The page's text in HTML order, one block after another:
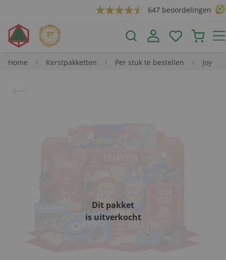
647 beoordelingen
Home Kerstpakketten Per stuk te bestellen Joy
Dit pakket
is uitverkocht